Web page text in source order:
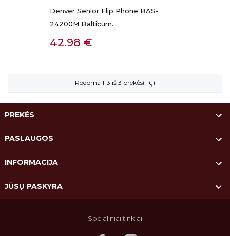
Denver Senior Flip Phone BAS-
24200M Balticum...
Kaina
42.98 €
Rodoma 1-3 iš 3 prekės(-ių)
PREKĖS 
PASLAUGOS 
INFORMACIJA 
JŪSŲ PASKYRA 
Socialiniai tinklai